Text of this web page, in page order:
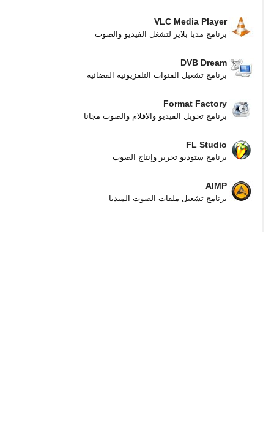
VLC Media Player
برنامج مديا بلاير لتشغل الفيديو والصوت
DVB Dream
برنامج تشغيل القنوات التلفزيونية الفضائية
Format Factory
برنامج تحويل الفيديو والافلام والصوت مجانا
FL Studio
برنامج ستوديو تحرير وإنتاج الصوت
AIMP
برنامج تشغيل ملفات الصوت الميديا